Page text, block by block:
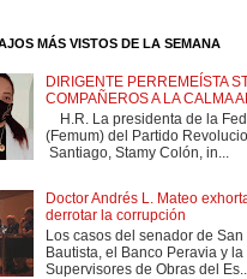
MÁS VISTOS DE LA SEMANA
DIRIGENTE PERREMEÍSTA
COMPAÑEROS A LA CALMA
H.R. La presidenta de la
(Femum) del Partido
Santiago, Stamy Colón, in...
Doctor Andrés L. Mateo
derrotar la corrupción
Los casos del senador de
Bautista, el Banco Peravia y
Supervisores de Obras del Es...